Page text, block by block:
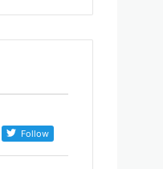
Follow